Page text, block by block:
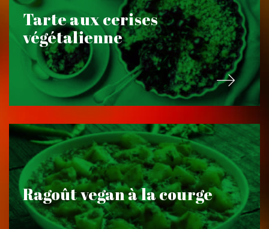
Tarte aux cerises
végétalienne
Ragoût vegan à la courge